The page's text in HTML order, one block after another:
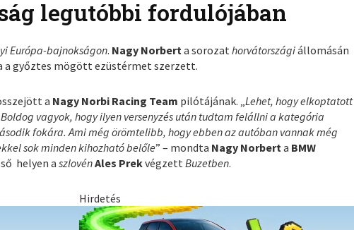
legutóbbi fordulójában
Európa-bajnokságon. Nagy Norberta sorozathorvátországiállomásán
a győztes mögött ezüstérmet szerzett.
a Nagy Norbi Racing Team pilótájának. „Lehet, hogy elkoptatott
vagyok, hogy ilyen versenyzés után tudtam felállni a kategória
fokára. Ami még örömtelibb, hogy ebben az autóban vannak még
sok minden kihozható belőle” – mondta Nagy Norberta BMW
helyen aszlovénAles PrekvégzettBuzetben.
Hirdetés